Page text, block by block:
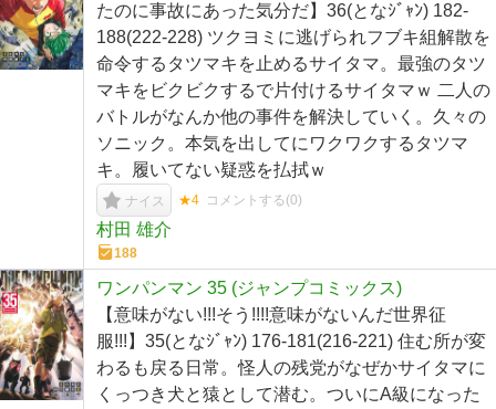
たのに事故にあった気分だ】36(となｼﾞｬﾝ) 182-
188(222-228) ツクヨミに逃げられフブキ組解散を
命令するタツマキを止めるサイタマ。最強のタツ
マキをビクビクするで片付けるサイタマｗ 二人の
バトルがなんか他の事件を解決していく。久々の
ソニック。本気を出してにワクワクするタツマ
キ。履いてない疑惑を払拭ｗ
ナイス ★4 コメントする(0)
村田 雄介
188
ワンパンマン 35 (ジャンプコミックス)
【意味がない!!!そう!!!!意味がないんだ世界征
服!!!】35(となｼﾞｬﾝ) 176-181(216-221) 住む所が変
わるも戻る日常。怪人の残党がなぜかサイタマに
くっつき犬と猿として潜む。ついにA級になった